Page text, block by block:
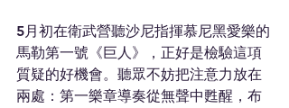
5月初在衛武營聽沙尼指揮慕尼黑愛樂的
馬勒第一號《巨人》，正好是檢驗這項
質疑的好機會。聽眾不妨把注意力放在
兩處：第一樂章導奏從無聲中甦醒，布